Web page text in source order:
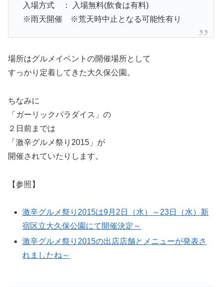
入場方式 ： 入場無料(飲食は有料)
※雨天開催 ※荒天時中止となる可能性有り
場所はグルメイベントの開催場所として
すっかり定着してきた大久保公園。
ちなみに
「ガーリックパラダイス」の
２日前までは
「激辛グルメ祭り2015」が
開催されていたりします。
【参照】
激辛グルメ祭り2015は9月2日（水）～23日（水）新
宿区立大久保公園にて開催決定～
激辛グルメ祭り2015の出店店舗とメニューが発表さ
れましたね～